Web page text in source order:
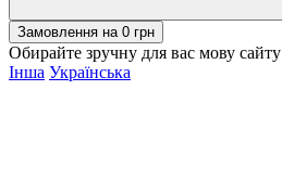
Замовлення на 0 грн
Обирайте зручну для вас мову сайту
Інша Українська